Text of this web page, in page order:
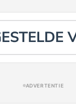
ADVERTENTIE